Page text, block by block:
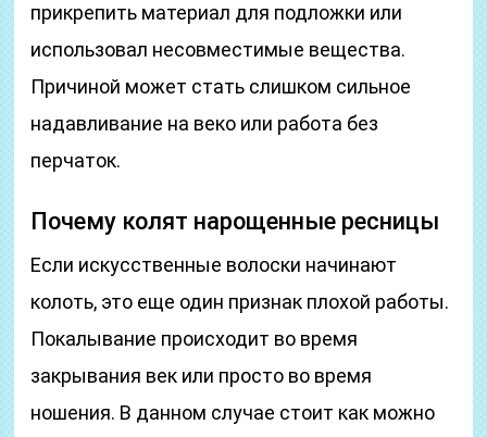
прикрепить материал для подложки или
использовал несовместимые вещества.
Причиной может стать слишком сильное
надавливание на веко или работа без
перчаток.
Почему колят нарощенные ресницы
Если искусственные волоски начинают
колоть, это еще один признак плохой работы.
Покалывание происходит во время
закрывания век или просто во время
ношения. В данном случае стоит как можно